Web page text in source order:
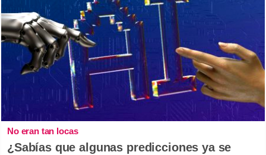
No eran tan locas
¿Sabías que algunas predicciones ya se